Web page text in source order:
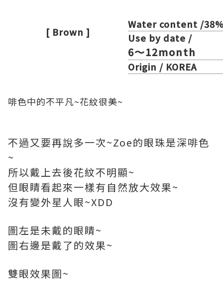
[ Brown ]
Water content /
Use by date /
6～12month
Origin / KOREA
啡色中的不平凡~花紋很美~
不過又要再說多一次~Zoe的眼珠是深啡色
~
所以戴上去後花紋不明顯~
但眼睛看起來一樣有自然放大效果~
沒有變外星人眼~XDD
圖左是未戴的眼睛~
圖右邊是戴了的效果~
雙眼效果圖~